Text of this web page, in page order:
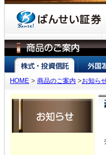
HOME > 商品のご案内 >お知ら